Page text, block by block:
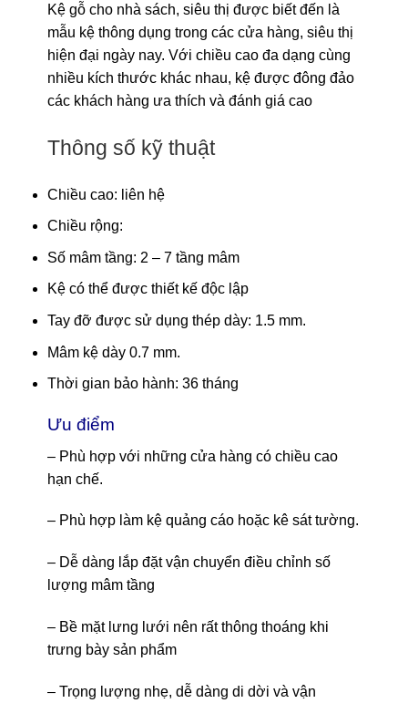
Kệ gỗ cho nhà sách, siêu thị được biết đến là
mẫu kệ thông dụng trong các cửa hàng, siêu thị
hiện đại ngày nay. Với chiều cao đa dạng cùng
nhiều kích thước khác nhau, kệ được đông đảo
các khách hàng ưa thích và đánh giá cao
Thông số kỹ thuật
Chiều cao: liên hệ
Chiều rộng:
Số mâm tầng: 2 – 7 tầng mâm
Kệ có thể được thiết kế độc lập
Tay đỡ được sử dụng thép dày: 1.5 mm.
Mâm kệ dày 0.7 mm.
Thời gian bảo hành: 36 tháng
Ưu điểm
– Phù hợp với những cửa hàng có chiều cao
hạn chế.
– Phù hợp làm kệ quảng cáo hoặc kê sát tường.
– Dễ dàng lắp đặt vận chuyển điều chỉnh số
lượng mâm tầng
– Bề mặt lưng lưới nên rất thông thoáng khi
trưng bày sản phẩm
– Trọng lượng nhẹ, dễ dàng di dời và vận